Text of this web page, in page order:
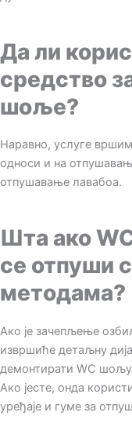
Да ли
средство
шоље?
Наравно, услуге
односи и на
отпушавање лавабоа.
Шта ако
се отпуши
методама?
Ако је зачепљење
извршиће детаљну
демонтирати WC
Ако јесте, онда
уређаје и гуме за